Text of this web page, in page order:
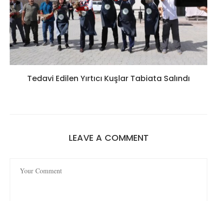
Tedavi Edilen Yırtıcı Kuşlar Tabiata Salındı
LEAVE A COMMENT